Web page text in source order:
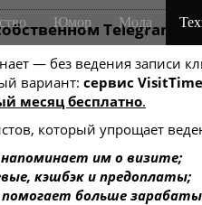
Telegram-
— без ведения
вариант: сервис
месяц бесплатно.
который упрощает
им о визите;
кэшбэк и предоплаты;
больше
Юмор Мода